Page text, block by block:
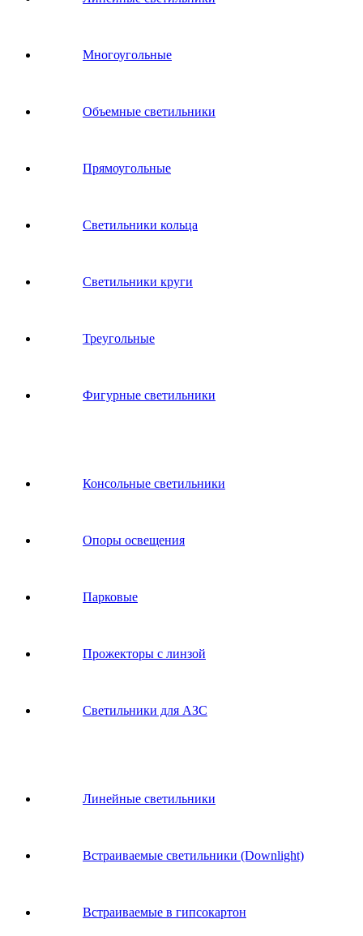
Многоугольные
Объемные светильники
Прямоугольные
Светильники кольца
Светильники круги
Треугольные
Фигурные светильники
Консольные светильники
Опоры освещения
Парковые
Прожекторы с линзой
Светильники для АЗС
Линейные светильники
Встраиваемые светильники (Downlight)
Встраиваемые в гипсокартон